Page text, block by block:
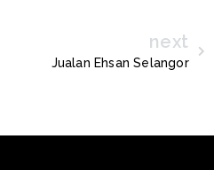
next
Jualan Ehsan Selangor